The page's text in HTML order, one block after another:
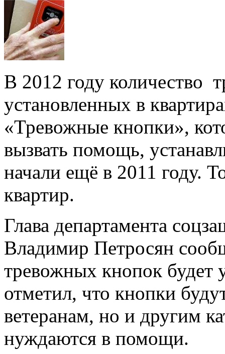
В 2012 году количество
установленных в
«Тревожные кнопки»,
вызвать помощь,
начали ещё в 2011 году.
квартир.
Глава департамента
Владимир Петросян
тревожных кнопок будет
отметил, что кнопки
ветеранам, но и другим
нуждаются в помощи.